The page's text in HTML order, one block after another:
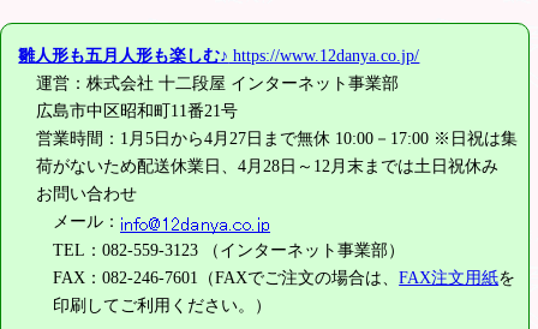
雛人形も五月人形も楽しむ♪ https://www.12danya.co.jp/
運営：株式会社 十二段屋 インターネット事業部
広島市中区昭和町11番21号
営業時間：1月5日から4月27日まで無休 10:00－17:00 ※日祝は集
荷がないため配送休業日、4月28日～12月末までは土日祝休み
お問い合わせ
メール：
TEL：082-559-3123 （インターネット事業部）
FAX：082-246-7601（FAXでご注文の場合は、FAX注文用紙を
印刷してご利用ください。）